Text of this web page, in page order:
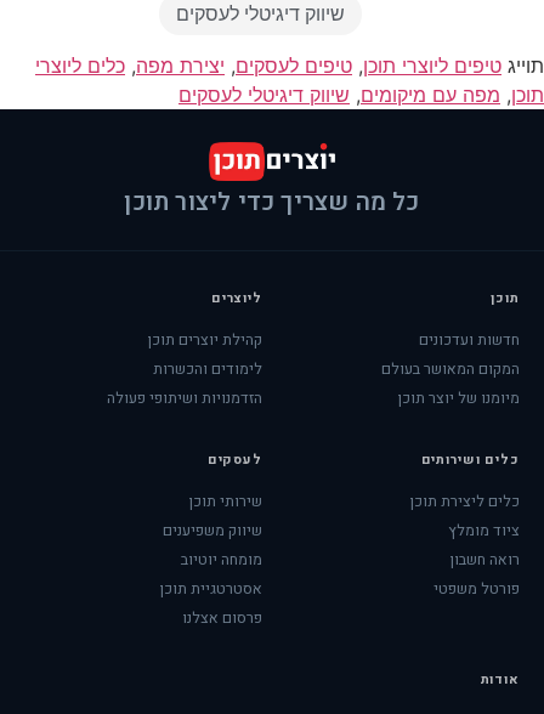
שיווק דיגיטלי לעסקים
תוייג טיפים ליוצרי תוכן, טיפים לעסקים, יצירת מפה, כלים ליוצרי
תוכן, מפה עם מיקומים, שיווק דיגיטלי לעסקים
כל מה שצריך כדי ליצור תוכן
תוכן
חדשות ועדכונים
המקום המאושר בעולם
מיומנו של יוצר תוכן
ליוצרים
קהילת יוצרים תוכן
לימודים והכשרות
הזדמנויות ושיתופי פעולה
כלים ושירותים
כלים ליצירת תוכן
ציוד מומלץ
רואה חשבון
פורטל משפטי
לעסקים
שירותי תוכן
שיווק משפיענים
מומחה יוטיוב
אסטרטגיית תוכן
פרסום אצלנו
אודות